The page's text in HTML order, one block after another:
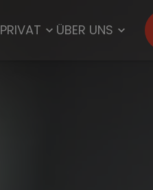
PRIVAT ÜBER UNS